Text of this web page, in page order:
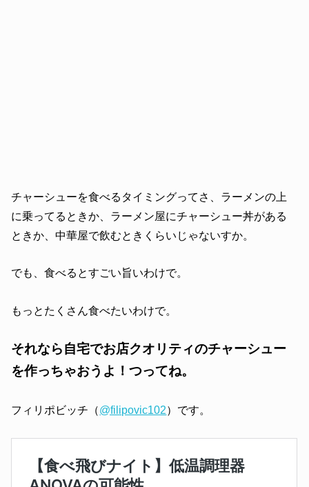
チャーシューを食べるタイミングってさ、ラーメンの上
に乗ってるときか、ラーメン屋にチャーシュー丼がある
ときか、中華屋で飲むときくらいじゃないすか。
でも、食べるとすごい旨いわけで。
もっとたくさん食べたいわけで。
それなら自宅でお店クオリティのチャーシュー
を作っちゃおうよ！つってね。
フィリポビッチ（@filipovic102）です。